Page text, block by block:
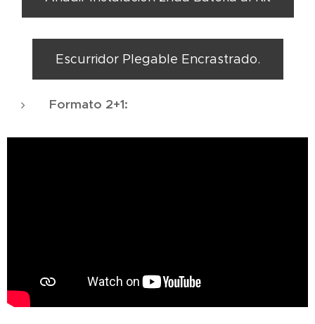
Escurridor Plegable Encrastrado.
Formato 2+1: